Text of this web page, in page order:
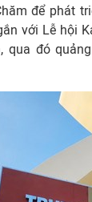
để phát
với Lễ hội
qua đó